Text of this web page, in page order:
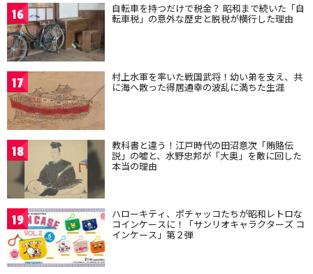
16 自転車を持つだけで税金？ 昭和まで続いた「自
転車税」の意外な歴史と脱税が横行した理由
17 村上水軍を率いた戦国武将！幼い弟を支え、共
に海へ散った得居通幸の波乱に満ちた生涯
18 教科書と違う！江戸時代の田沼意次「賄賂伝
説」の嘘と、水野忠邦が「大奥」を敵に回した
本当の理由
19 ハローキティ、ポチャッコたちが昭和レトロな
コインケースに！「サンリオキャラクターズ コ
インケース」第２弾